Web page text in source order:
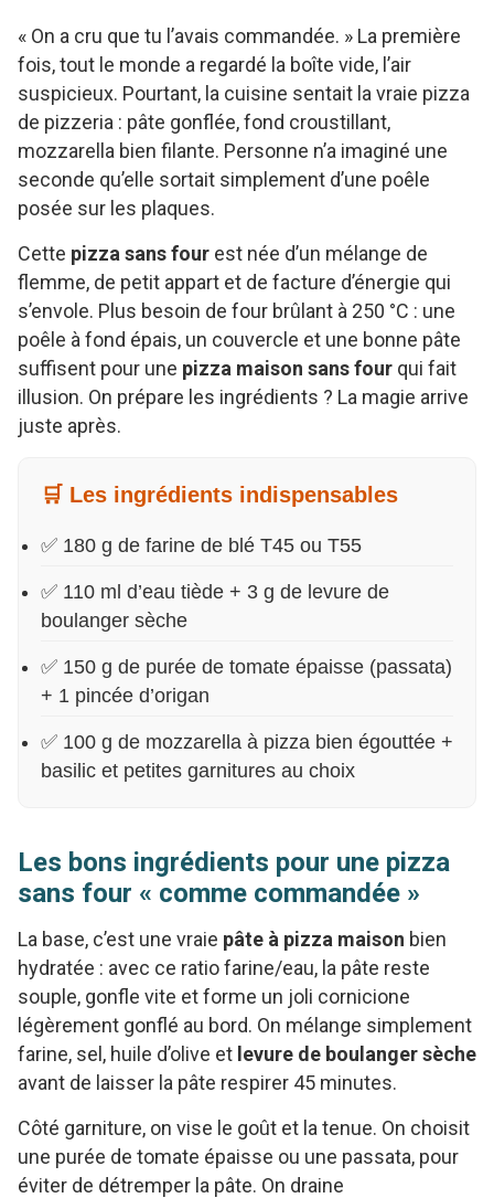
« On a cru que tu l’avais commandée. » La première
fois, tout le monde a regardé la boîte vide, l’air
suspicieux. Pourtant, la cuisine sentait la vraie pizza
de pizzeria : pâte gonflée, fond croustillant,
mozzarella bien filante. Personne n’a imaginé une
seconde qu’elle sortait simplement d’une poêle
posée sur les plaques.
Cette pizza sans four est née d’un mélange de
flemme, de petit appart et de facture d’énergie qui
s’envole. Plus besoin de four brûlant à 250 °C : une
poêle à fond épais, un couvercle et une bonne pâte
suffisent pour une pizza maison sans four qui fait
illusion. On prépare les ingrédients ? La magie arrive
juste après.
🛒 Les ingrédients indispensables
✅ 180 g de farine de blé T45 ou T55
✅ 110 ml d’eau tiède + 3 g de levure de
boulanger sèche
✅ 150 g de purée de tomate épaisse (passata)
+ 1 pincée d’origan
✅ 100 g de mozzarella à pizza bien égouttée +
basilic et petites garnitures au choix
Les bons ingrédients pour une pizza
sans four « comme commandée »
La base, c’est une vraie pâte à pizza maison bien
hydratée : avec ce ratio farine/eau, la pâte reste
souple, gonfle vite et forme un joli cornicione
légèrement gonflé au bord. On mélange simplement
farine, sel, huile d’olive et levure de boulanger sèche
avant de laisser la pâte respirer 45 minutes.
Côté garniture, on vise le goût et la tenue. On choisit
une purée de tomate épaisse ou une passata, pour
éviter de détremper la pâte. On draine